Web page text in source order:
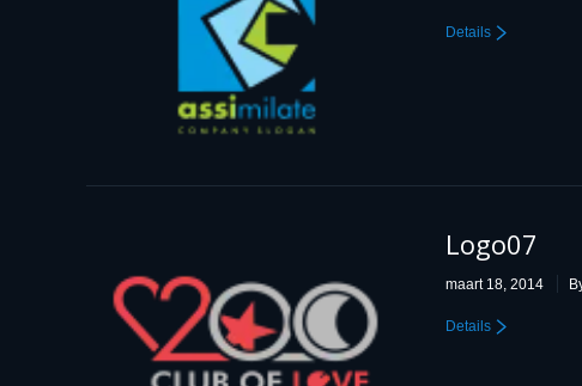
Details
Logo07
maart 18, 2014
Details